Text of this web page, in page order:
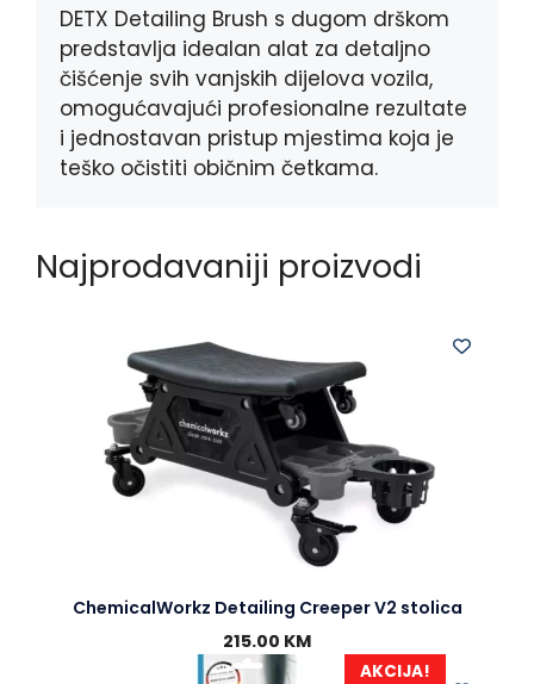
DETX Detailing Brush s dugom drškom
predstavlja idealan alat za detaljno
čišćenje svih vanjskih dijelova vozila,
omogućavajući profesionalne rezultate
i jednostavan pristup mjestima koja je
teško očistiti običnim četkama.
Najprodavaniji proizvodi
ChemicalWorkz Detailing Creeper V2 stolica
215.00 KM
AKCIJA!